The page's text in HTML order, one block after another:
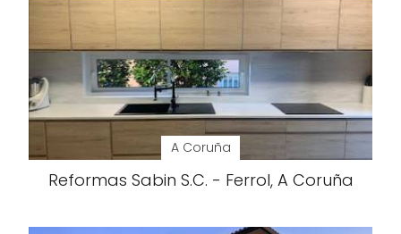
A Coruña
Reformas Sabin S.C. - Ferrol, A Coruña